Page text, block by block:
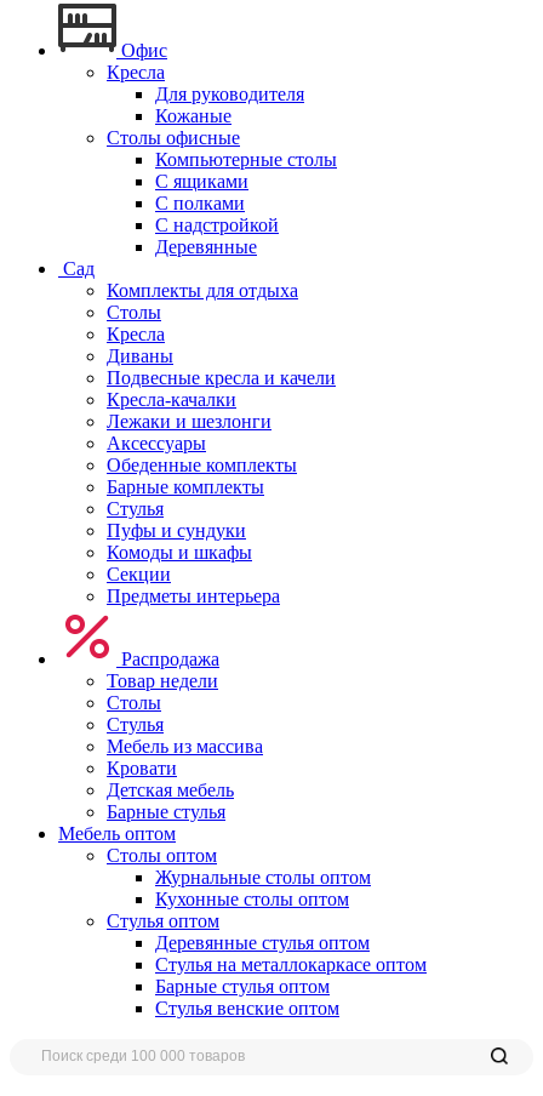
Офис
Кресла
Для руководителя
Кожаные
Столы офисные
Компьютерные столы
С ящиками
С полками
С надстройкой
Деревянные
Сад
Комплекты для отдыха
Столы
Кресла
Диваны
Подвесные кресла и качели
Кресла-качалки
Лежаки и шезлонги
Аксессуары
Обеденные комплекты
Барные комплекты
Стулья
Пуфы и сундуки
Комоды и шкафы
Секции
Предметы интерьера
Распродажа
Товар недели
Столы
Стулья
Мебель из массива
Кровати
Детская мебель
Барные стулья
Мебель оптом
Столы оптом
Журнальные столы оптом
Кухонные столы оптом
Стулья оптом
Деревянные стулья оптом
Стулья на металлокаркасе оптом
Барные стулья оптом
Стулья венские оптом